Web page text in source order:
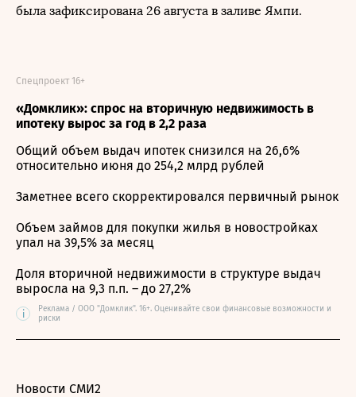
была зафиксирована 26 августа в заливе Ямпи.
«Домклик»: спрос на вторичную недвижимость в
ипотеку вырос за год в 2,2 раза
Спецпроект 16+
Общий объем выдач ипотек снизился на 26,6%
относительно июня до 254,2 млрд рублей
Заметнее всего скорректировался первичный рынок
Объем займов для покупки жилья в новостройках
упал на 39,5% за месяц
Доля вторичной недвижимости в структуре выдач
выросла на 9,3 п.п. – до 27,2%
i
Реклама / ООО "Домклик". 16+. Оценивайте свои финансовые возможности и
риски
Новости СМИ2